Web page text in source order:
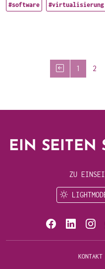
#software #virtualisierung
1 2
EIN SEITEN
ZU
KONTAKT